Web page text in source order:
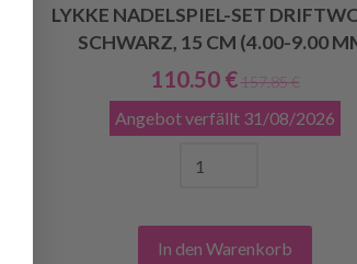
LYKKE NADELSPIEL-SET
SCHWARZ, 15 CM (4.00-9.00
110.50 € 157.85 €
Angebot verfällt 31/08/2026
In den Warenkorb